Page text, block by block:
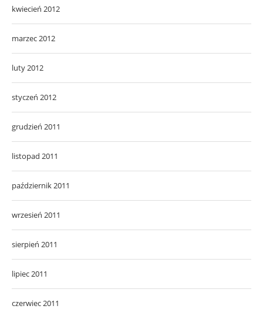
kwiecień 2012
marzec 2012
luty 2012
styczeń 2012
grudzień 2011
listopad 2011
październik 2011
wrzesień 2011
sierpień 2011
lipiec 2011
czerwiec 2011